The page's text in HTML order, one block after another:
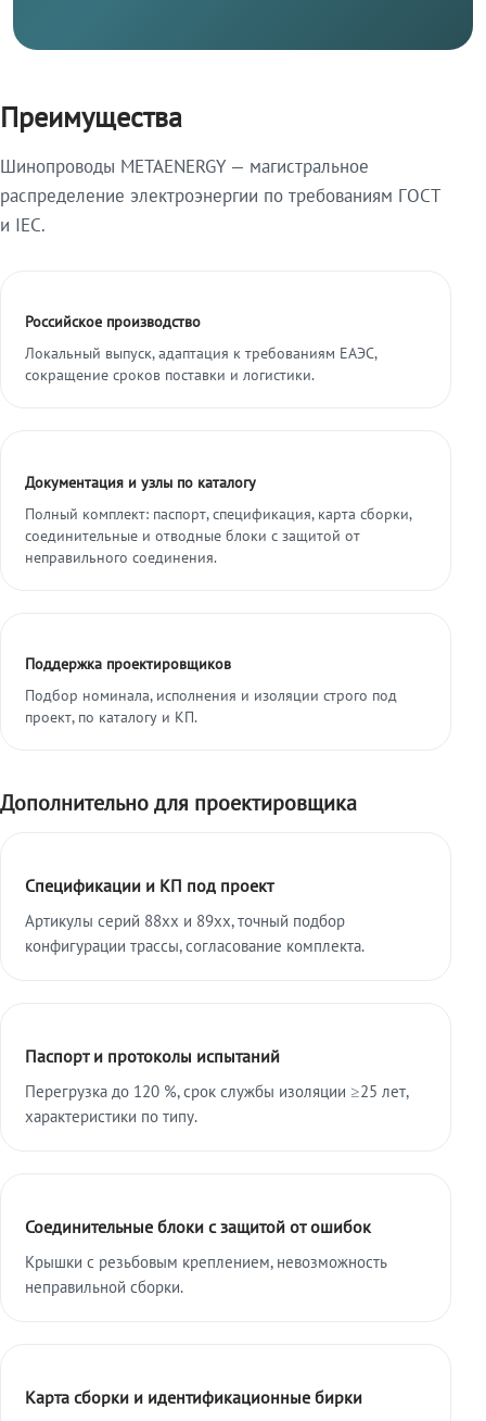
Преимущества
Шинопроводы METAENERGY — магистральное
распределение электроэнергии по требованиям ГОСТ
и IEC.
Российское производство
Локальный выпуск, адаптация к требованиям ЕАЭС,
сокращение сроков поставки и логистики.
Документация и узлы по каталогу
Полный комплект: паспорт, спецификация, карта сборки,
соединительные и отводные блоки с защитой от
неправильного соединения.
Поддержка проектировщиков
Подбор номинала, исполнения и изоляции строго под
проект, по каталогу и КП.
Дополнительно для проектировщика
Спецификации и КП под проект
Артикулы серий 88xx и 89xx, точный подбор
конфигурации трассы, согласование комплекта.
Паспорт и протоколы испытаний
Перегрузка до 120 %, срок службы изоляции ≥25 лет,
характеристики по типу.
Соединительные блоки с защитой от ошибок
Крышки с резьбовым креплением, невозможность
неправильной сборки.
Карта сборки и идентификационные бирки